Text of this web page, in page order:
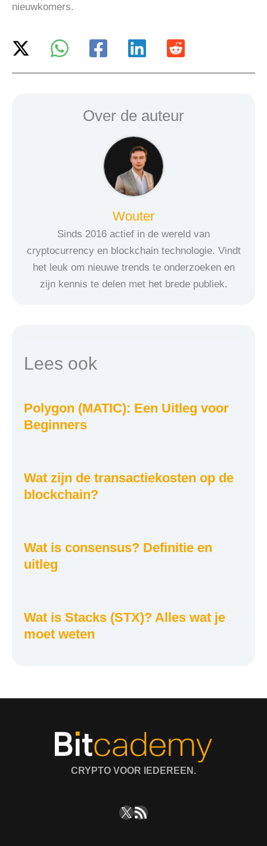
nieuwkomers.
Over de auteur
Wouter
Sinds 2016 actief in de wereld van
cryptocurrency en blockchain technologie. Vindt
het leuk om nieuwe trends te onderzoeken en
zijn kennis te delen met het brede publiek.
Lees ook
Polygon (MATIC): Een Uitleg voor
Beginners
Wat zijn de transactiekosten op de
blockchain?
Wat is consensus? Definitie en
uitleg
Wat is Stacks (STX)? Alles wat je
moet weten
CRYPTO VOOR IEDEREEN.
X RSS feed